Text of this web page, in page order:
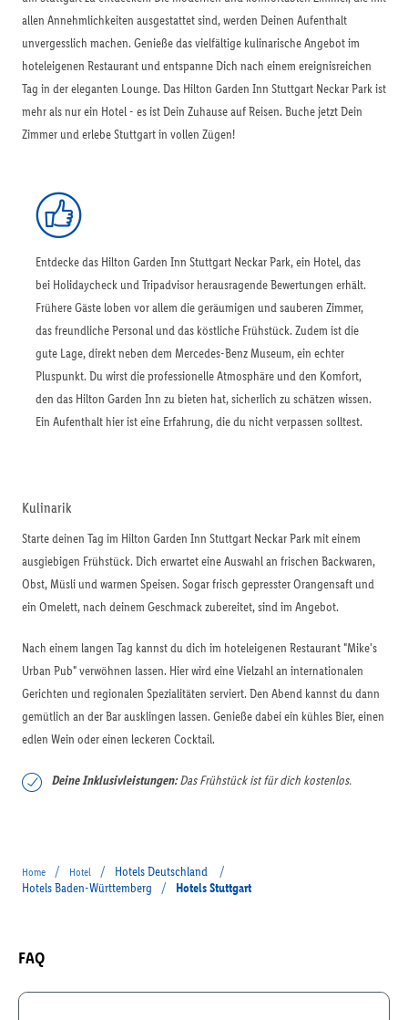
allen Annehmlichkeiten ausgestattet sind, werden Deinen Aufenthalt
unvergesslich machen. Genieße das vielfältige kulinarische Angebot im
hoteleigenen Restaurant und entspanne Dich nach einem ereignisreichen
Tag in der eleganten Lounge. Das Hilton Garden Inn Stuttgart Neckar Park ist
mehr als nur ein Hotel - es ist Dein Zuhause auf Reisen. Buche jetzt Dein
Zimmer und erlebe Stuttgart in vollen Zügen!
Entdecke das Hilton Garden Inn Stuttgart Neckar Park, ein Hotel, das
bei Holidaycheck und Tripadvisor herausragende Bewertungen erhält.
Frühere Gäste loben vor allem die geräumigen und sauberen Zimmer,
das freundliche Personal und das köstliche Frühstück. Zudem ist die
gute Lage, direkt neben dem Mercedes-Benz Museum, ein echter
Pluspunkt. Du wirst die professionelle Atmosphäre und den Komfort,
den das Hilton Garden Inn zu bieten hat, sicherlich zu schätzen wissen.
Ein Aufenthalt hier ist eine Erfahrung, die du nicht verpassen solltest.
Kulinarik
Starte deinen Tag im Hilton Garden Inn Stuttgart Neckar Park mit einem
ausgiebigen Frühstück. Dich erwartet eine Auswahl an frischen Backwaren,
Obst, Müsli und warmen Speisen. Sogar frisch gepresster Orangensaft und
ein Omelett, nach deinem Geschmack zubereitet, sind im Angebot.
Nach einem langen Tag kannst du dich im hoteleigenen Restaurant "Mike's
Urban Pub" verwöhnen lassen. Hier wird eine Vielzahl an internationalen
Gerichten und regionalen Spezialitäten serviert. Den Abend kannst du dann
gemütlich an der Bar ausklingen lassen. Genieße dabei ein kühles Bier, einen
edlen Wein oder einen leckeren Cocktail.
Deine Inklusivleistungen:Das Frühstück ist für dich kostenlos.
Home / Hotel / Hotels Deutschland
/
Hotels Baden-Württemberg
/ Hotels Stuttgart
FAQ